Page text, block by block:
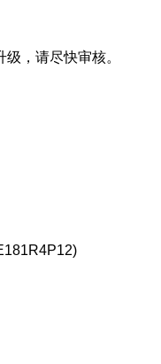
，请尽快审核。